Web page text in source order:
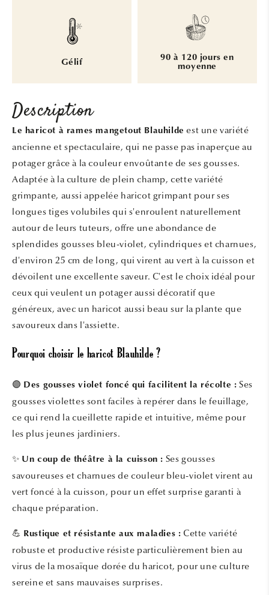
Gélif
90 à 120 jours en
moyenne
Description
Le haricot à rames mangetout Blauhilde est une variété
ancienne et spectaculaire, qui ne passe pas inaperçue au
potager grâce à la couleur envoûtante de ses gousses.
Adaptée à la culture de plein champ, cette variété
grimpante, aussi appelée haricot grimpant pour ses
longues tiges volubiles qui s'enroulent naturellement
autour de leurs tuteurs, offre une abondance de
splendides gousses bleu-violet, cylindriques et charnues,
d'environ 25 cm de long, qui virent au vert à la cuisson et
dévoilent une excellente saveur. C'est le choix idéal pour
ceux qui veulent un potager aussi décoratif que
généreux, avec un haricot aussi beau sur la plante que
savoureux dans l'assiette.
Pourquoi choisir le haricot Blauhilde ?
🟣 Des gousses violet foncé qui facilitent la récolte : Ses
gousses violettes sont faciles à repérer dans le feuillage,
ce qui rend la cueillette rapide et intuitive, même pour
les plus jeunes jardiniers.
✨ Un coup de théâtre à la cuisson : Ses gousses
savoureuses et charnues de couleur bleu-violet virent au
vert foncé à la cuisson, pour un effet surprise garanti à
chaque préparation.
💪 Rustique et résistante aux maladies : Cette variété
robuste et productive résiste particulièrement bien au
virus de la mosaïque dorée du haricot, pour une culture
sereine et sans mauvaises surprises.